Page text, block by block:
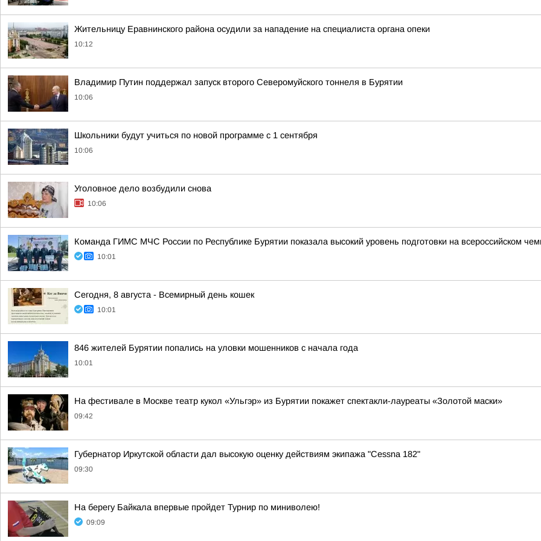
Жительницу Еравнинского района осудили за нападение на специалиста органа опеки
10:12
Владимир Путин поддержал запуск второго Северомуйского тоннеля в Бурятии
10:06
Школьники будут учиться по новой программе с 1 сентября
10:06
Уголовное дело возбудили снова
10:06
Команда ГИМС МЧС России по Республике Бурятии показала высокий уровень подготовки на всероссийском
10:01
Сегодня, 8 августа - Всемирный день кошек
10:01
846 жителей Бурятии попались на уловки мошенников с начала года
10:01
На фестивале в Москве театр кукол «Ульгэр» из Бурятии покажет спектакли-лауреаты «Золотой маски»
09:42
Губернатор Иркутской области дал высокую оценку действиям экипажа "Cessna 182"
09:30
На берегу Байкала впервые пройдет Турнир по миниволею!
09:09